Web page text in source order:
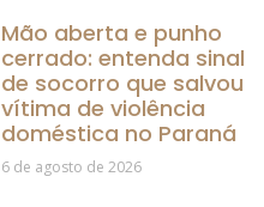
Mão aberta e punho
cerrado: entenda sinal
de socorro que salvou
vítima de violência
doméstica no Paraná
6 de agosto de 2026